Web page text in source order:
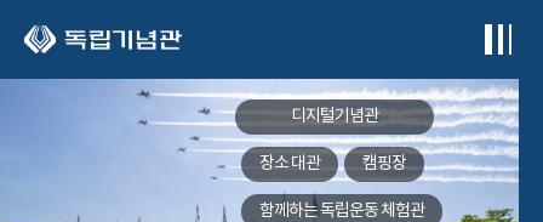
디지털기념관
장소 대관 캠핑장
함께하는독립운동 체험관